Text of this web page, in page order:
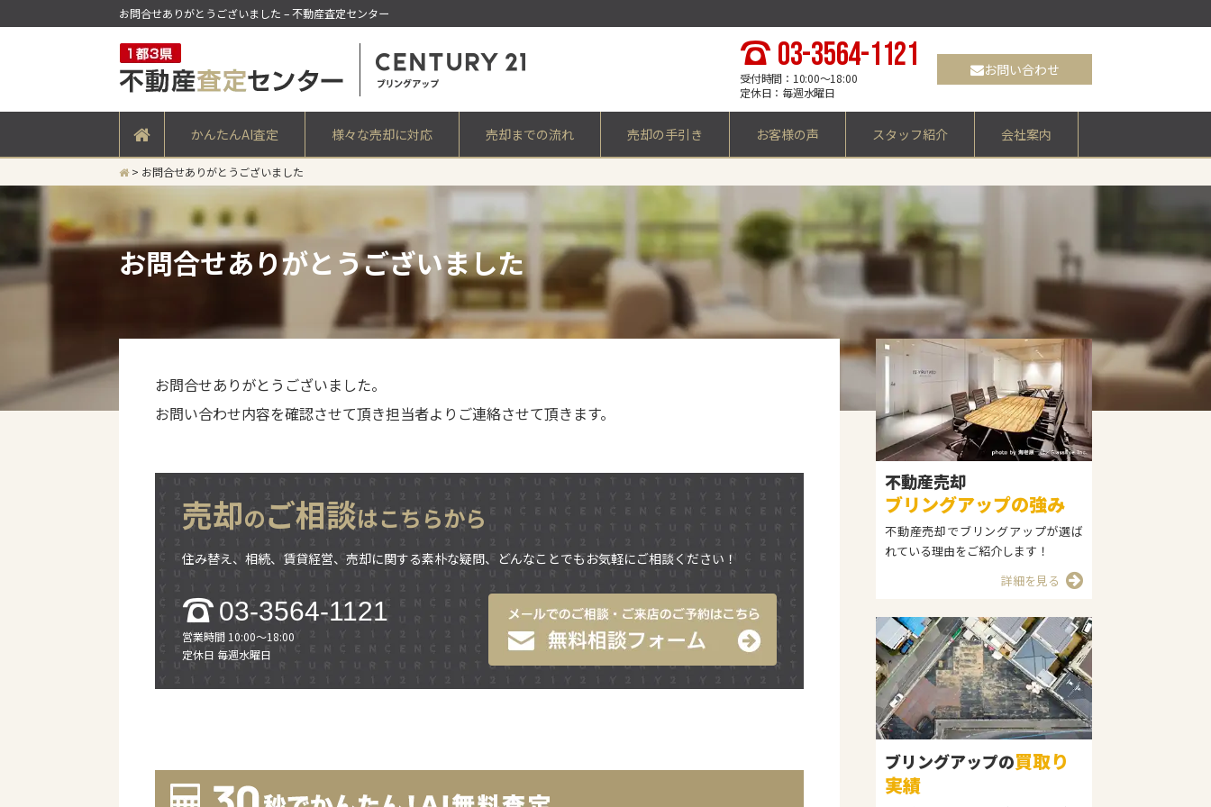
お問合せありがとうございました – 不動産査定センター
03-3564-1121
受付時間：10:00～18:00
定休日：毎週水曜日
お問い合わせ
かんたんAI査定 様々な売却に対応 売却までの流れ 売却の手引き お客様の声 スタッフ紹介 会社案内
> お問合せありがとうございました
お問合せありがとうございました
お問合せありがとうございました。
お問い合わせ内容を確認させて頂き担当者よりご連絡させて頂きます。
売却のご相談はこちらから
住み替え、相続、賃貸経営、売却に関する素朴な疑問、どんなことでもお気軽にご相談ください！
03-3564-1121
営業時間 10:00～18:00
定休日 毎週水曜日
不動産売却
ブリングアップの強み
不動産売却でブリングアップが選ば
れている理由をご紹介します！
詳細を見る
ブリングアップの買取り
実績